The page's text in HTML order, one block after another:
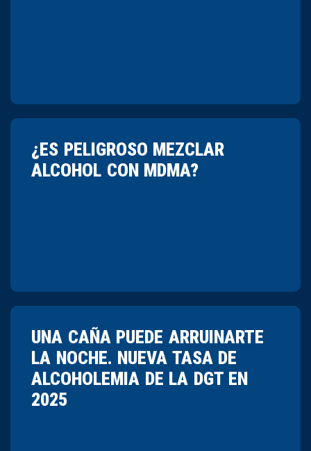
¿ES PELIGROSO MEZCLAR
ALCOHOL CON MDMA?
UNA CAÑA PUEDE ARRUINARTE
LA NOCHE. NUEVA TASA DE
ALCOHOLEMIA DE LA DGT EN
2025